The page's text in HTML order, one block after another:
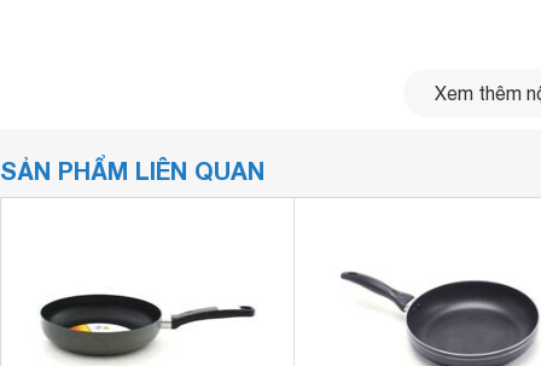
Xem thêm
SẢN PHẨM LIÊN QUAN